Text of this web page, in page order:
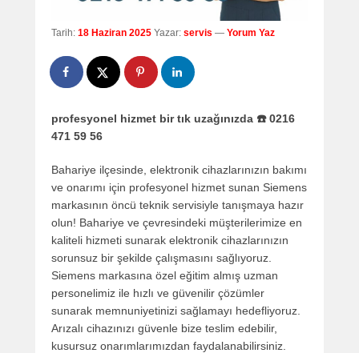
Tarih: 18 Haziran 2025 Yazar: servis — Yorum Yaz
profesyonel hizmet bir tık uzağınızda ☎️ 0216
471 59 56
Bahariye ilçesinde, elektronik cihazlarınızın bakımı
ve onarımı için profesyonel hizmet sunan Siemens
markasının öncü teknik servisiyle tanışmaya hazır
olun! Bahariye ve çevresindeki müşterilerimize en
kaliteli hizmeti sunarak elektronik cihazlarınızın
sorunsuz bir şekilde çalışmasını sağlıyoruz.
Siemens markasına özel eğitim almış uzman
personelimiz ile hızlı ve güvenilir çözümler
sunarak memnuniyetinizi sağlamayı hedefliyoruz.
Arızalı cihazınızı güvenle bize teslim edebilir,
kusursuz onarımlarımızdan faydalanabilirsiniz.